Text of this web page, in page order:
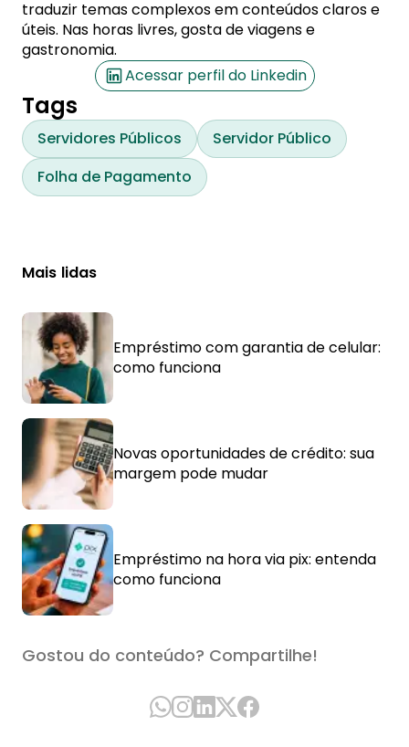
traduzir temas complexos em conteúdos claros e
úteis. Nas horas livres, gosta de viagens e
gastronomia.
Acessar perfil do Linkedin
Tags
Servidores Públicos
Servidor Público
Folha de Pagamento
Mais lidas
Empréstimo com garantia de celular:
como funciona
Novas oportunidades de crédito: sua
margem pode mudar
Empréstimo na hora via pix: entenda
como funciona
Gostou do conteúdo? Compartilhe!